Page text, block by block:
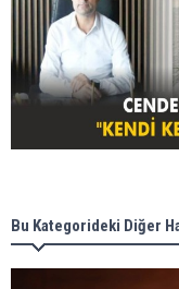
Bu Kategorideki Diğer